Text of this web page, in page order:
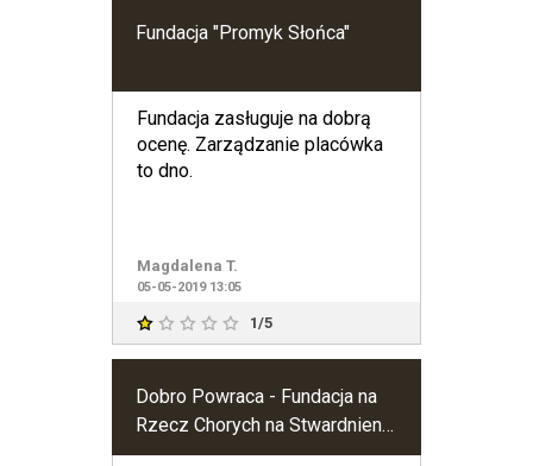
Fundacja "Promyk Słońca"
Fundacja zasługuje na dobrą
ocenę. Zarządzanie placówka
to dno.
Magdalena T.
05-05-2019 13:05
1/5
Dobro Powraca - Fundacja na
Rzecz Chorych na Stwardnienie
Rozsiane